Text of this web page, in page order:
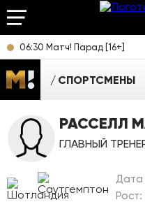
06:30 Матч! Парад [16+]
СПОРТСМЕНЫ
РАССЕЛЛ
ГЛАВНЫЙ
Дата
Рост: